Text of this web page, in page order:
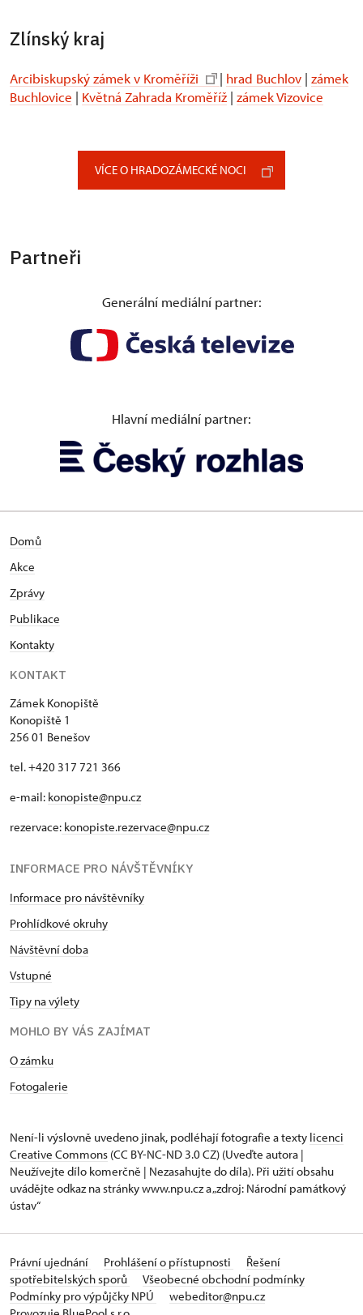
Zlínský kraj
Arcibiskupský zámek v Kroměříži | hrad Buchlov | zámek
Buchlovice | Květná Zahrada Kroměříž | zámek Vizovice
VÍCE O HRADOZÁMECKÉ NOCI
Partneři
Generální mediální partner:
Hlavní mediální partner:
Domů
Akce
Zprávy
Publikace
Kontakty
KONTAKT
Zámek Konopiště
Konopiště 1
256 01 Benešov
tel. +420 317 721 366
e-mail: konopiste@npu.cz
rezervace: konopiste.rezervace@npu.cz
INFORMACE PRO NÁVŠTĚVNÍKY
Informace pro návštěvníky
Prohlídkové okruhy
Návštěvní doba
Vstupné
Tipy na výlety
MOHLO BY VÁS ZAJÍMAT
O zámku
Fotogalerie
Není-li výslovně uvedeno jinak, podléhají fotografie a texty licenci
Creative Commons (CC BY-NC-ND 3.0 CZ) (Uveďte autora |
Neužívejte dílo komerčně | Nezasahujte do díla). Při užití obsahu
uvádějte odkaz na stránky www.npu.cz a „zdroj: Národní památkový
ústav“
Právní ujednání Prohlášení o přístupnosti
Řešení
spotřebitelských sporů
Všeobecné obchodní podmínky
Podmínky pro výpůjčky NPÚ
webeditor@npu.cz